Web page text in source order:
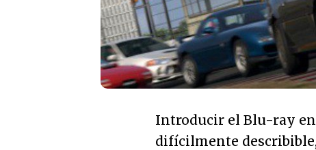
Introducir el Blu-ray en
difícilmente